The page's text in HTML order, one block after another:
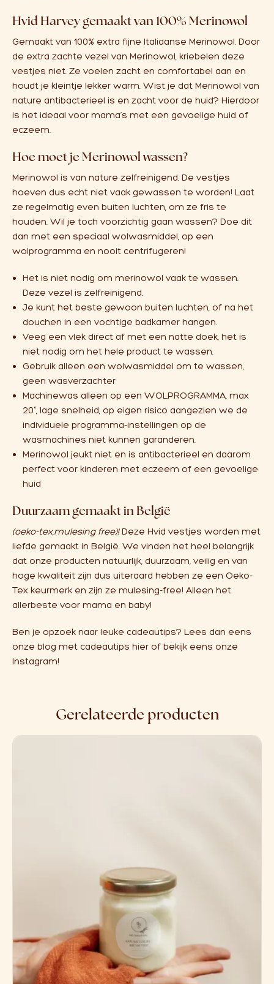
Hvid Harvey gemaakt van 100% Merinowol
Gemaakt van 100% extra fijne Italiaanse Merinowol. Door
de extra zachte vezel van Merinowol, kriebelen deze
vestjes niet. Ze voelen zacht en comfortabel aan en
houdt je kleintje lekker warm. Wist je dat Merinowol van
nature antibacterieel is en zacht voor de huid? Hierdoor
is het ideaal voor mama’s met een gevoelige huid of
eczeem.
Hoe moet je Merinowol wassen?
Merinowol is van nature zelfreinigend. De vestjes
hoeven dus echt niet vaak gewassen te worden! Laat
ze regelmatig even buiten luchten, om ze fris te
houden. Wil je toch voorzichtig gaan wassen? Doe dit
dan met een speciaal wolwasmiddel, op een
wolprogramma en nooit centrifugeren!
Het is niet nodig om merinowol vaak te wassen.
Deze vezel is zelfreinigend.
Je kunt het beste gewoon buiten luchten, of na het
douchen in een vochtige badkamer hangen.
Veeg een vlek direct af met een natte doek, het is
niet nodig om het hele product te wassen.
Gebruik alleen een wolwasmiddel om te wassen,
geen wasverzachter
Machinewas alleen op een WOLPROGRAMMA, max
20°, lage snelheid, op eigen risico aangezien we de
individuele programma-instellingen op de
wasmachines niet kunnen garanderen.
Merinowol jeukt niet en is antibacterieel en daarom
perfect voor kinderen met eczeem of een gevoelige
huid
Duurzaam gemaakt in België
(oeko-tex,mulesing free)!Deze Hvid vestjes worden met
liefde gemaakt in België. We vinden het heel belangrijk
dat onze producten natuurlijk, duurzaam, veilig en van
hoge kwaliteit zijn dus uiteraard hebben ze een Oeko-
Tex keurmerk en zijn ze mulesing-free! Alleen het
allerbeste voor mama en baby!
Ben je opzoek naar leuke cadeautips? Lees dan eens
onze blog met cadeautips hier of bekijk eens onze
Instagram!
Gerelateerde producten